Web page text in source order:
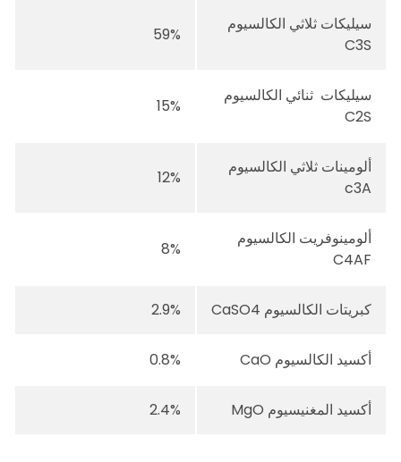
سيليكات ثلاثي الكالسيوم
C3S
59%
سيليكات ثنائي الكالسيوم
C2S
15%
ألومينات ثلاثي الكالسيوم
c3A
12%
ألومينوفريت الكالسيوم
C4AF
8%
كبريتات الكالسيوم CaSO4 2.9%
أكسيد الكالسيوم CaO 0.8%
أكسيد المغنيسيوم MgO 2.4%